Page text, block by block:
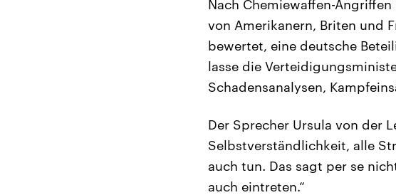
Nach Chemiewaffen-
von Amerikanern, Briten und
bewertet, eine deutsche
lasse die
Schadensanalysen,
Der Sprecher Ursula von der
Selbstverständlichkeit, alle
auch tun. Das sagt per se
auch eintreten.“